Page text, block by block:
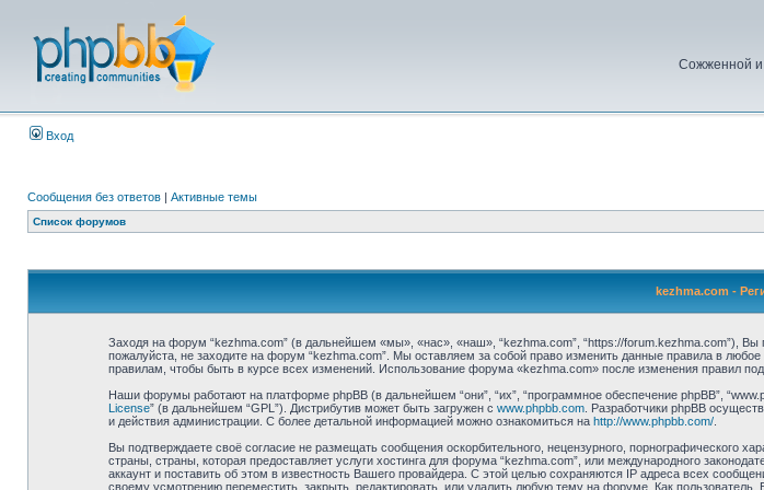
Сожженной и
Вход
Сообщения без ответов | Активные темы
Список форумов
kezhma.com -
Заходя на форум “kezhma.com” (в дальнейшем «мы», «нас», «наш», “kezhma.com”, “https://forum.kezhma.com”),
пожалуйста, не заходите на форум “kezhma.com”. Мы оставляем за собой право изменить данные правила в
правилам, чтобы быть в курсе всех изменений. Использование форума «kezhma.com» после изменения правил
Наши форумы работают на платформе phpBB (в дальнейшем “они”, “их”, “программное обеспечение phpBB”,
License” (в дальнейшем “GPL”). Дистрибутив может быть загружен с www.phpbb.com. Разработчики phpBB
и действия администрации. С более детальной информацией можно ознакомиться на http://www.phpbb.com/.
Вы подтверждаете своё согласие не размещать сообщения оскорбительного, нецензурного, порнографического
страны, страны, которая предоставляет услуги хостинга для форума “kezhma.com”, или международного
аккаунт и поставить об этом в известность Вашего провайдера. С этой целью сохраняются IP адреса всех
своему усмотрению переместить, закрыть, редактировать, или удалить любую тему на форуме. Как